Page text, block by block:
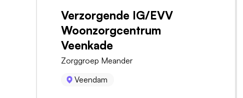
Verzorgende IG/EVV
Woonzorgcentrum
Veenkade
Zorggroep Meander
Veendam